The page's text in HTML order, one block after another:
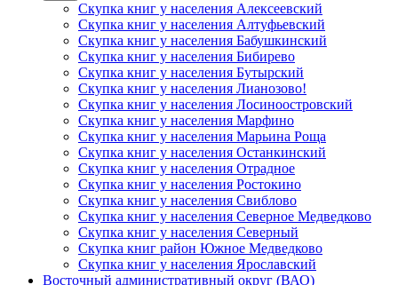
Скупка книг у населения Алексеевский
Скупка книг у населения Алтуфьевский
Скупка книг у населения Бабушкинский
Скупка книг у населения Бибирево
Скупка книг у населения Бутырский
Скупка книг у населения Лианозово!
Скупка книг у населения Лосиноостровский
Скупка книг у населения Марфино
Скупка книг у населения Марьина Роща
Скупка книг у населения Останкинский
Скупка книг у населения Отрадное
Скупка книг у населения Ростокино
Скупка книг у населения Свиблово
Скупка книг у населения Северное Медведково
Скупка книг у населения Северный
Скупка книг район Южное Медведково
Скупка книг у населения Ярославский
Восточный административный округ (ВАО)